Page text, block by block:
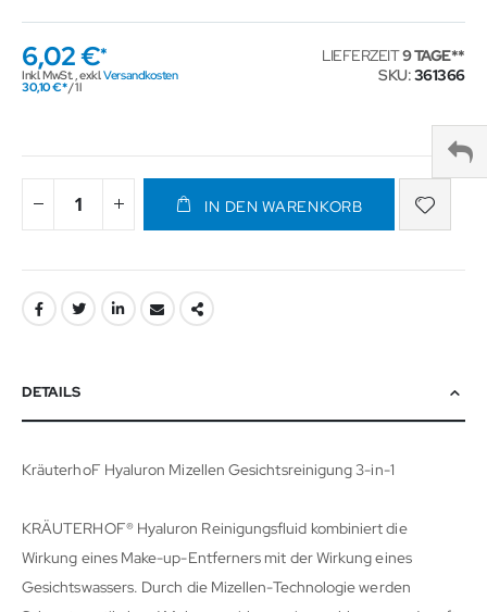
6,02 €
Inkl. MwSt.,exkl.Versandkosten
30,10 € / 1 l
LIEFERZEIT9 TAGE
SKU 361366
IN DEN WARENKORB
DETAILS
KräuterhoF Hyaluron Mizellen Gesichtsreinigung 3-in-1
KRÄUTERHOF® Hyaluron Reinigungsfluid kombiniert die
Wirkung eines Make-up-Entferners mit der Wirkung eines
Gesichtswassers. Durch die Mizellen-Technologie werden